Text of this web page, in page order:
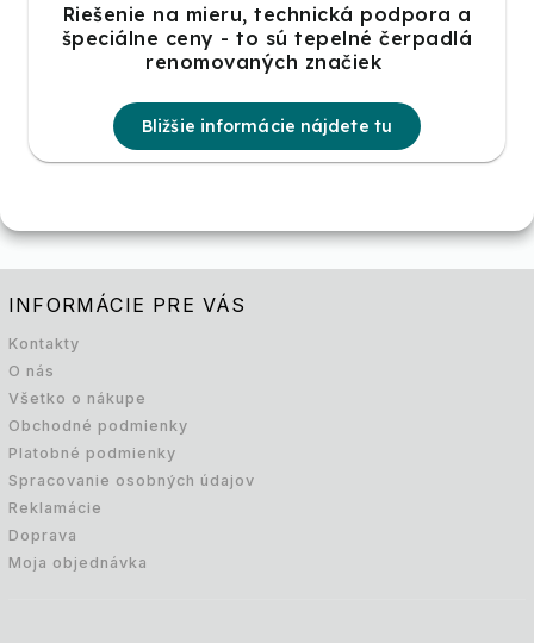
Riešenie na mieru, technická podpora a
špeciálne ceny - to sú tepelné čerpadlá
renomovaných značiek
Bližšie informácie nájdete tu
INFORMÁCIE PRE VÁS
Kontakty
O nás
Všetko o nákupe
Obchodné podmienky
Platobné podmienky
Spracovanie osobných údajov
Reklamácie
Doprava
Moja objednávka